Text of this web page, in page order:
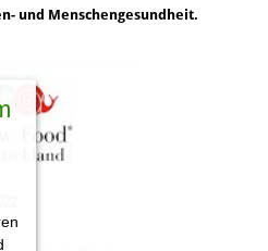
und Menschengesundheit.